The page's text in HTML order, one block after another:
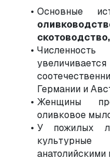
Германии и
Женщины
оливковое
У пожилых
анатолийскими